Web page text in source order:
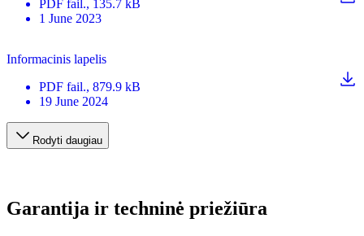
PDF fail., 135.7 kB
1 June 2023
Informacinis lapelis
PDF fail., 879.9 kB
19 June 2024
Rodyti daugiau
Garantija ir techninė priežiūra